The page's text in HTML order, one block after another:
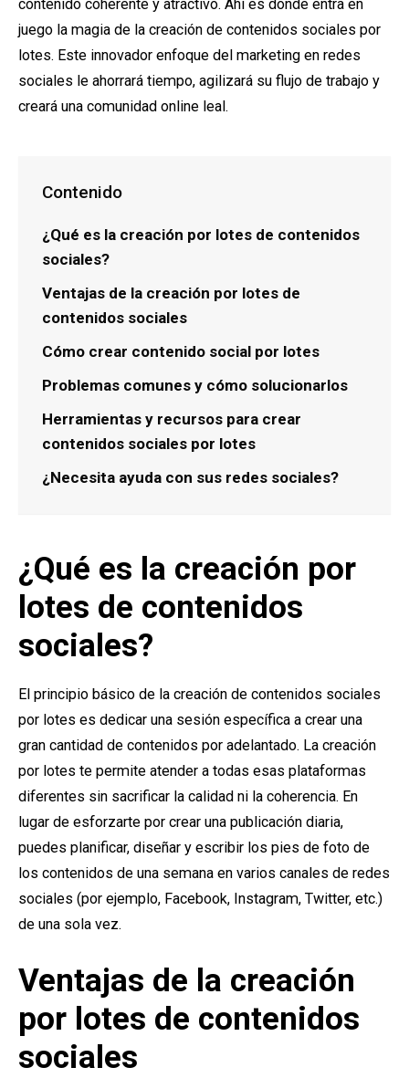
contenido coherente y atractivo. Ahí es donde entra en
juego la magia de la creación de contenidos sociales por
lotes. Este innovador enfoque del marketing en redes
sociales le ahorrará tiempo, agilizará su flujo de trabajo y
creará una comunidad online leal.
Contenido
¿Qué es la creación por lotes de contenidos
sociales?
Ventajas de la creación por lotes de
contenidos sociales
Cómo crear contenido social por lotes
Problemas comunes y cómo solucionarlos
Herramientas y recursos para crear
contenidos sociales por lotes
¿Necesita ayuda con sus redes sociales?
¿Qué es la creación por
lotes de contenidos
sociales?
El principio básico de la creación de contenidos sociales
por lotes es dedicar una sesión específica a crear una
gran cantidad de contenidos por adelantado. La creación
por lotes te permite atender a todas esas plataformas
diferentes sin sacrificar la calidad ni la coherencia. En
lugar de esforzarte por crear una publicación diaria,
puedes planificar, diseñar y escribir los pies de foto de
los contenidos de una semana en varios canales de redes
sociales (por ejemplo, Facebook, Instagram, Twitter, etc.)
de una sola vez.
Ventajas de la creación
por lotes de contenidos
sociales